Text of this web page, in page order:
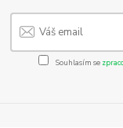
Souhlasím se